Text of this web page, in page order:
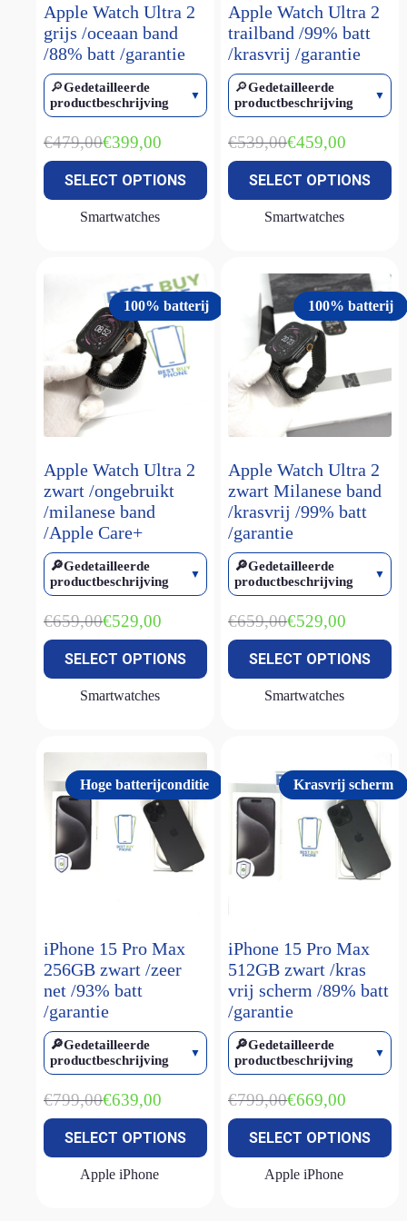
Apple Watch Ultra 2
grijs /oceaan band
/88% batt /garantie
🔎Gedetailleerde
productbeschrijving
€479,00Oorspronkelijke
was:
€479,00.
€399,00
Huidige
is:
€399,00.
SELECT OPTIONS
Smartwatches
Apple Watch Ultra 2
trailband /99% batt
/krasvrij /garantie
🔎Gedetailleerde
productbeschrijving
€539,00Oorspronkelijke
was:
€539,00.
€459,00
Huidige
is:
€459,00.
SELECT OPTIONS
Smartwatches
100% batterij
Apple Watch Ultra 2
zwart /ongebruikt
/milanese band
/Apple Care+
🔎Gedetailleerde
productbeschrijving
€659,00Oorspronkelijke
was:
€659,00.
€529,00
Huidige
is:
€529,00.
SELECT OPTIONS
Smartwatches
100% batterij
Apple Watch Ultra 2
zwart Milanese band
/krasvrij /99% batt
/garantie
🔎Gedetailleerde
productbeschrijving
€659,00Oorspronkelijke
was:
€659,00.
€529,00
Huidige
is:
€529,00.
SELECT OPTIONS
Smartwatches
Hoge batterijconditie
iPhone 15 Pro Max
256GB zwart /zeer
net /93% batt
/garantie
🔎Gedetailleerde
productbeschrijving
€799,00Oorspronkelijke
was:
€799,00.
€639,00
Huidige
is:
€639,00.
SELECT OPTIONS
Apple iPhone
Krasvrij scherm
iPhone 15 Pro Max
512GB zwart /kras
vrij scherm /89% batt
/garantie
🔎Gedetailleerde
productbeschrijving
€799,00Oorspronkelijke
was:
€799,00.
€669,00
Huidige
is:
€669,00.
SELECT OPTIONS
Apple iPhone
iPhone 15 (3)
iPhone 15 Pro(2)
iPhone 15 Pro Max
iPhone 16(2)
iPhone 16 plus(1)
iPhone 16 pro
iPhone 16 pro max(1)
iPhone 16e(2)
iPhone SE (2022)(2)
MacBook Air M1 (2)
MacBook Air M2(1)
MacBook Air M2 15 inch
MacBook Neo
MacBook Pro M1
smart keyboard(1)
Watch Ultra 1(1)
Watch Ultra 2
Watch Ultra 3(1)